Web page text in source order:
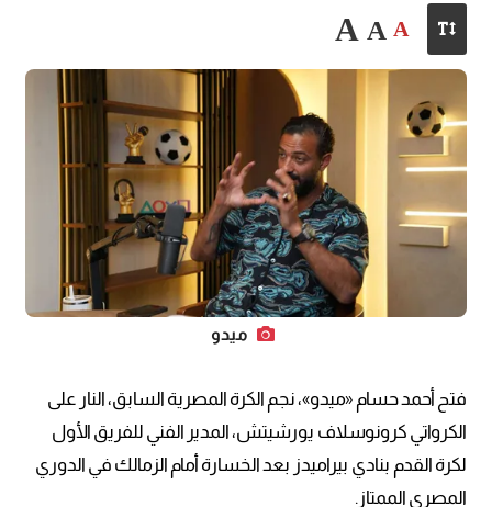
A
A
A
ميدو
فتح أحمد حسام «ميدو»، نجم الكرة المصرية السابق، النار على
الكرواتي كرونوسلاف يورشيتش، المدير الفني للفريق الأول
لكرة القدم بنادي بيراميدز بعد الخسارة أمام الزمالك في الدوري
المصري الممتاز.